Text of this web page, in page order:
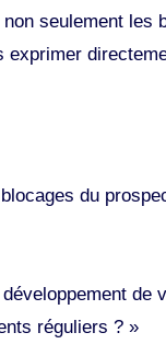
seulement les
exprimer
du
de
réguliers ? »